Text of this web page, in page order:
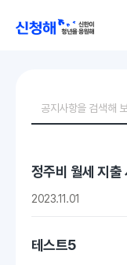
정주비 월세 지출
2023.11.01
테스트5